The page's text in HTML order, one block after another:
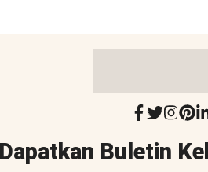
Dapatkan Buletin